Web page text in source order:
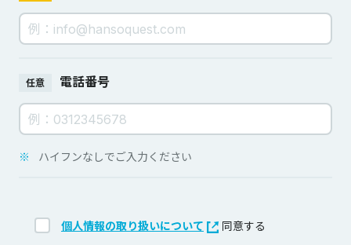
任意 電話番号
※ ハイフンなしでご入力ください
個人情報の取り扱いについて 同意する